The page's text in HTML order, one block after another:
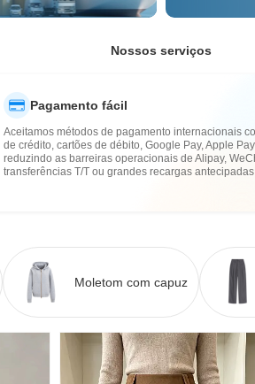
inspeção de
riscos de
Nossos serviços
Pagamento fácil
Aceitamos métodos de pagamento internacionais
de crédito, cartões de débito, Google Pay, Apple
reduzindo as barreiras operacionais de Alipay,
transferências T/T ou grandes recargas
Moletom com capuz